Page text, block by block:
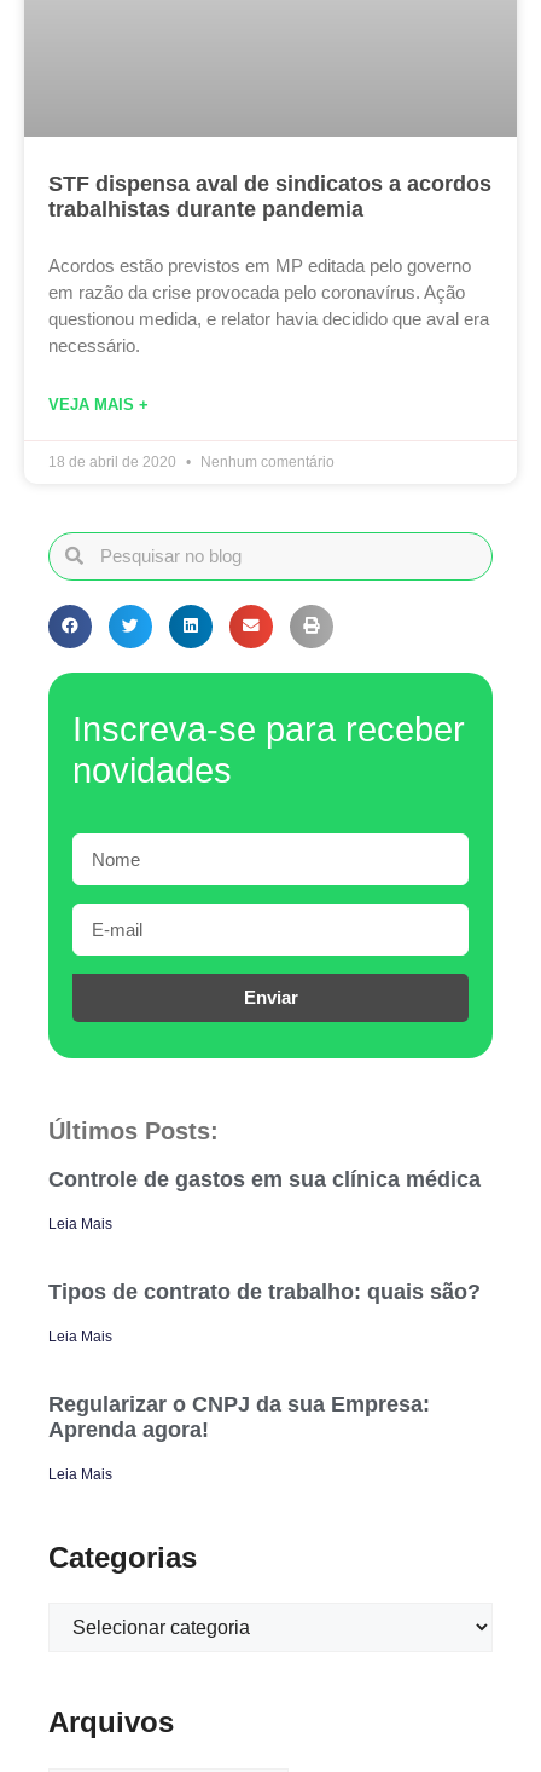
STF dispensa aval de sindicatos a acordos
trabalhistas durante pandemia
Acordos estão previstos em MP editada pelo governo
em razão da crise provocada pelo coronavírus. Ação
questionou medida, e relator havia decidido que aval era
necessário.
VEJA MAIS +
18 de abril de 2020 Nenhum comentário
Inscreva-se para receber
novidades
Enviar
Últimos Posts:
Controle de gastos em sua clínica médica
Leia Mais
Tipos de contrato de trabalho: quais são?
Leia Mais
Regularizar o CNPJ da sua Empresa:
Aprenda agora!
Leia Mais
Categorias
Arquivos